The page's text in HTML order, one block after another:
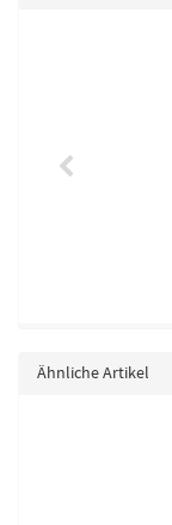
Ähnliche Artikel